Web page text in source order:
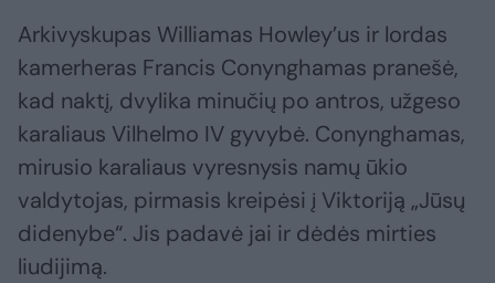
Arkivyskupas Williamas Howley’us ir lordas
kamerheras Francis Conynghamas pranešė,
kad naktį, dvylika minučių po antros, užgeso
karaliaus Vilhelmo IV gyvybė. Conynghamas,
mirusio karaliaus vyresnysis namų ūkio
valdytojas, pirmasis kreipėsi į Viktoriją „Jūsų
didenybe“. Jis padavė jai ir dėdės mirties
liudijimą.